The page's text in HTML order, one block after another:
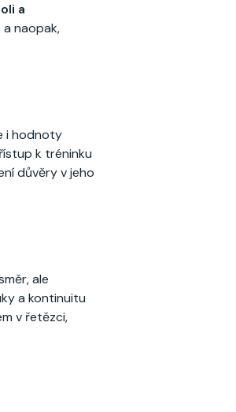
a
naopak,
i hodnoty
k tréninku
důvěry v jeho
ale
a kontinuitu
v řetězci,